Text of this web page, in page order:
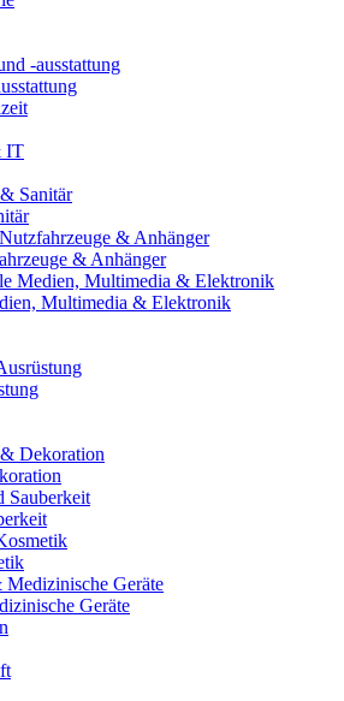
& Anhänger
Multimedia & Elektronik
Geräte